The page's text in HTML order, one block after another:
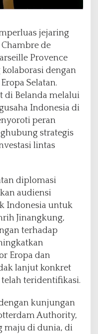
jejaring
de
Provence
dengan
Selatan.
di Belanda melalui
Indonesia di
peran
strategis
lintas
diplomasi
audiensi
Indonesia untuk
Jinangkung,
terhadap
Eropa dan
lanjut konkret
teridentifikasi.
kunjungan
Authority,
maju di dunia, di